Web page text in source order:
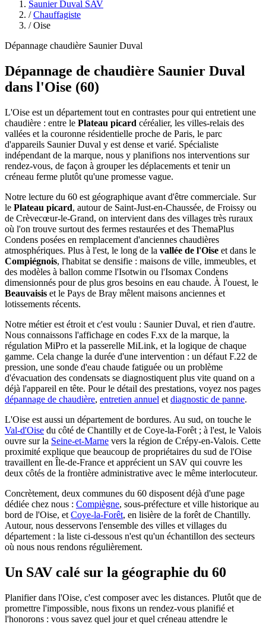
Saunier Duval SAV
/ Chauffagiste
/ Oise
Dépannage chaudière Saunier Duval
Dépannage de chaudière Saunier Duval
dans l'Oise (60)
L'Oise est un département tout en contrastes pour qui entretient une
chaudière : entre le Plateau picard céréalier, les villes-relais des
vallées et la couronne résidentielle proche de Paris, le parc
d'appareils Saunier Duval y est dense et varié. Spécialiste
indépendant de la marque, nous y planifions nos interventions sur
rendez-vous, de façon à grouper les déplacements et tenir un
créneau ferme plutôt qu'une promesse vague.
Notre lecture du 60 est géographique avant d'être commerciale. Sur
le Plateau picard, autour de Saint-Just-en-Chaussée, de Froissy ou
de Crèvecœur-le-Grand, on intervient dans des villages très ruraux
où l'on trouve surtout des fermes restaurées et des ThemaPlus
Condens posées en remplacement d'anciennes chaudières
atmosphériques. Plus à l'est, le long de la vallée de l'Oise et dans le
Compiégnois, l'habitat se densifie : maisons de ville, immeubles, et
des modèles à ballon comme l'Isotwin ou l'Isomax Condens
dimensionnés pour de plus gros besoins en eau chaude. À l'ouest, le
Beauvaisis et le Pays de Bray mêlent maisons anciennes et
lotissements récents.
Notre métier est étroit et c'est voulu : Saunier Duval, et rien d'autre.
Nous connaissons l'affichage en codes F.xx de la marque, la
régulation MiPro et la passerelle MiLink, et la logique de chaque
gamme. Cela change la durée d'une intervention : un défaut F.22 de
pression, une sonde d'eau chaude fatiguée ou un problème
d'évacuation des condensats se diagnostiquent plus vite quand on a
déjà l'appareil en tête. Pour le détail des prestations, voyez nos pages
dépannage de chaudière, entretien annuel et diagnostic de panne.
L'Oise est aussi un département de bordures. Au sud, on touche le
Val-d'Oise du côté de Chantilly et de Coye-la-Forêt ; à l'est, le Valois
ouvre sur la Seine-et-Marne vers la région de Crépy-en-Valois. Cette
proximité explique que beaucoup de propriétaires du sud de l'Oise
travaillent en Île-de-France et apprécient un SAV qui couvre les
deux côtés de la frontière administrative avec le même interlocuteur.
Concrètement, deux communes du 60 disposent déjà d'une page
dédiée chez nous : Compiègne, sous-préfecture et ville historique au
bord de l'Oise, et Coye-la-Forêt, en lisière de la forêt de Chantilly.
Autour, nous desservons l'ensemble des villes et villages du
département : la liste ci-dessous n'est qu'un échantillon des secteurs
où nous nous rendons régulièrement.
Un SAV calé sur la géographie du 60
Planifier dans l'Oise, c'est composer avec les distances. Plutôt que de
promettre l'impossible, nous fixons un rendez-vous planifié et
l'honorons : vous savez quel jour et quel créneau attendre le